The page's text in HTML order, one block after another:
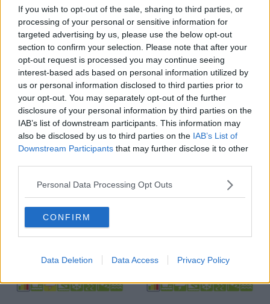
If you wish to opt-out of the sale, sharing to third parties, or
processing of your personal or sensitive information for
targeted advertising by us, please use the below opt-out
section to confirm your selection. Please note that after your
opt-out request is processed you may continue seeing
interest-based ads based on personal information utilized by
us or personal information disclosed to third parties prior to
your opt-out. You may separately opt-out of the further
disclosure of your personal information by third parties on the
IAB’s list of downstream participants. This information may
also be disclosed by us to third parties on the IAB’s List of
Downstream Participants that may further disclose it to other
Personal Data Processing Opt Outs
CONFIRM
Data Deletion Data Access Privacy Policy
A causare condizioni di stabilità è il transito unarapida
perturbazionecon possibili temporali nelle zone interne e con
possibili precipitazioni sparse, anche temporalesche, sulle zone
interne e in particolare in Appennino e sulle zone centro-
meridionali.